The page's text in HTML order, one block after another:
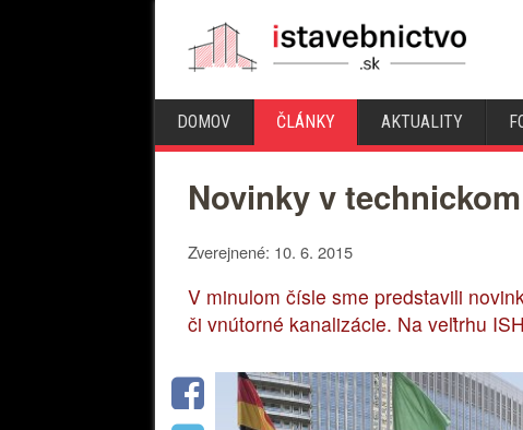
DOMOV ČLÁNKY AKTUALITY
Novinky v
Zverejnené: 10. 6. 2015
V minulom čísle sme predstavili
či vnútorné kanalizácie. Na veľtrhu